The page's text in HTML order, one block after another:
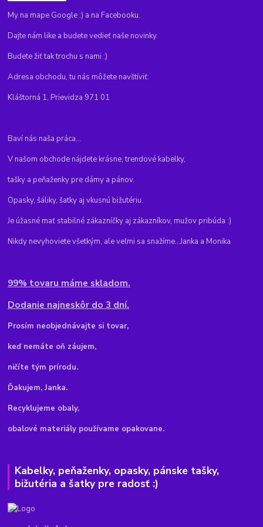
My na mape Google :) a na Facebooku.
Dajte nám like a budete vedieť naše novinky.
Budete žiť tak trochu s nami :)
Adresa obchodu, tu nás môžete navštíviť:
Kláštorná 1, Prievidza 971 01
Baví nás naša práca...
V našom obchode nájdete krásne, trendové kabelky,
tašky a peňaženky pre dámy a pánov.
Opasky, šáliky, šatky aj vkusnú bižutériu.
Je úžasné mať stabilné zákazníčky aj zákazníkov, mužov pribúda :)
Nikdy nevyhoviete všetkým, ale veľmi sa snažíme...Janka a Monika
99% tovaru máme skladom.
Dodanie najneskôr do 3 dní.
Prosím neobjednávajte si tovar,
keď nemáte oň záujem,
ničíte tým prírodu.
Ďakujem, Janka.
Recyklujeme obaly,
obalové materiály používame opakovane.
Kabelky, peňaženky, opasky, pánske tašky,
bižutéria a šatky pre radosť :)